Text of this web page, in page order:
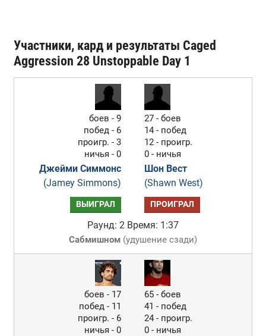
Участники, кард и результаты Caged
Aggression 28 Unstoppable Day 1
боев - 9
побед - 6
проигр. - 3
ничья - 0
Джейми Симмонс
(Jamey Simmons)
27 - боев
14 - побед
12 - проигр.
0 - ничья
Шон Вест
(Shawn West)
ВЫИГРАЛ ПРОИГРАЛ
Раунд: 2 Время: 1:37
Сабмишном(удушение сзади)
боев - 17
побед - 11
проигр. - 6
ничья - 0
65 - боев
41 - побед
24 - проигр.
0 - ничья